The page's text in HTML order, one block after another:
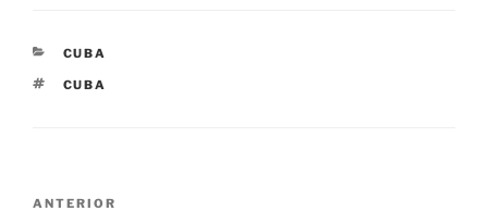
CATEGORÍAS
CUBA
ETIQUETAS
CUBA
Navegación
Entrada
ANTERIOR